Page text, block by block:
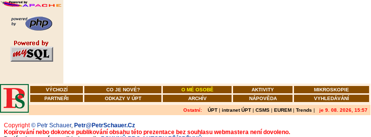
VÝCHOZÍ CO JE NOVÉ? O MÉ OSOBĚ AKTIVITY
MIKROSKOPIE
PARTNEŘI
ODKAZY V ÚPT ARCHÍV NÁPOVĚDA VYHLEDÁVÁNÍ
Ostatní: ÚPT | intranet ÚPT | CSMS | EUREM | Trends | je 9. 08. 2026, 15:57
Copyright© Petr Schauer, Petr@PetrSchauer.Cz
Kopírování nebo dokonce publikování obsahu této prezentace bez souhlasu webmastera není dovoleno.